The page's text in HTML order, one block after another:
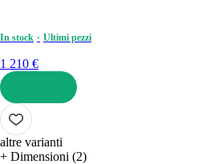
In stock Ultimi pezzi
1 210 €
AGGIUNGI
altre varianti
+ Dimensioni (2)